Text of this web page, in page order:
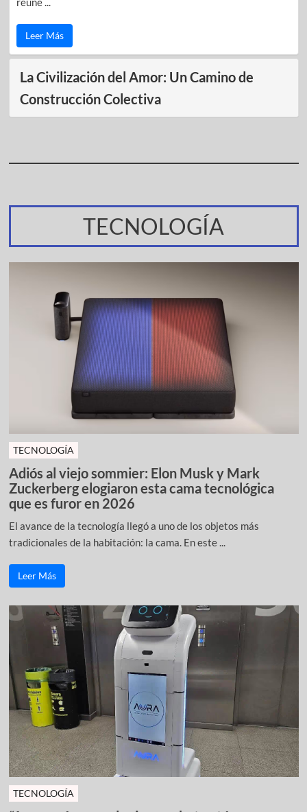
Leer Más
La Civilización del Amor: Un Camino de
Construcción Colectiva
TECNOLOGÍA
TECNOLOGÍA
Adiós al viejo sommier: Elon Musk y Mark
Zuckerberg elogiaron esta cama tecnológica
que es furor en 2026
El avance de la tecnología llegó a uno de los objetos más
tradicionales de la habitación: la cama. En este ...
Leer Más
TECNOLOGÍA